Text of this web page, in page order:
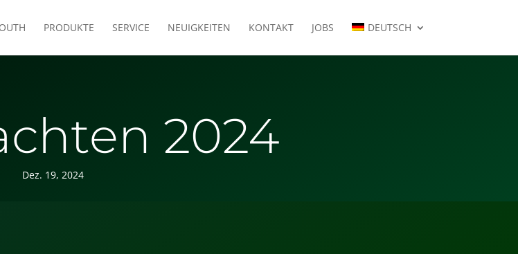
PRODUKTE SERVICE NEUIGKEITEN KONTAKT JOBS DEUTSCH
2024
Dez. 19, 2024